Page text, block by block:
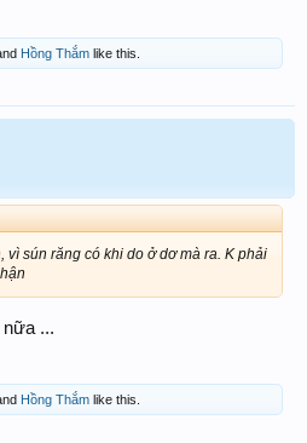
Hồng Thắm like this.
vì sún răng có khi do ở dơ mà ra. K phải
...
Hồng Thắm like this.